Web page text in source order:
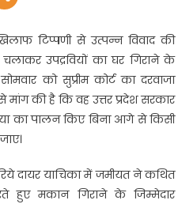
टिप्पणी से उत्पन्न विवाद की
उपद्रवियों का घर गिराने के
को सुप्रीम कोर्ट का दरवाजा
की है कि वह उत्तर प्रदेश सरकार
का पालन किए बिना आगे से किसी
दायर याचिका में जमीयत ने कथित
मकान गिराने के जिम्मेदार